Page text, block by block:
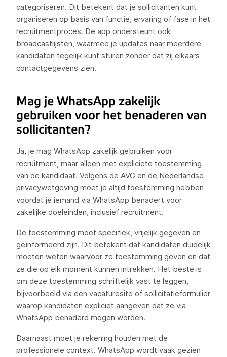
categoriseren. Dit betekent dat je sollicitanten kunt
organiseren op basis van functie, ervaring of fase in het
recruitmentproces. De app ondersteunt ook
broadcastlijsten, waarmee je updates naar meerdere
kandidaten tegelijk kunt sturen zonder dat zij elkaars
contactgegevens zien.
Mag je WhatsApp zakelijk
gebruiken voor het benaderen van
sollicitanten?
Ja, je mag WhatsApp zakelijk gebruiken voor
recruitment, maar alleen met expliciete toestemming
van de kandidaat. Volgens de AVG en de Nederlandse
privacywetgeving moet je altijd toestemming hebben
voordat je iemand via WhatsApp benadert voor
zakelijke doeleinden, inclusief recruitment.
De toestemming moet specifiek, vrijelijk gegeven en
geïnformeerd zijn. Dit betekent dat kandidaten duidelijk
moeten weten waarvoor ze toestemming geven en dat
ze die op elk moment kunnen intrekken. Het beste is
om deze toestemming schriftelijk vast te leggen,
bijvoorbeeld via een vacaturesite of sollicitatieformulier
waarop kandidaten expliciet aangeven dat ze via
WhatsApp benaderd mogen worden.
Daarnaast moet je rekening houden met de
professionele context. WhatsApp wordt vaak gezien